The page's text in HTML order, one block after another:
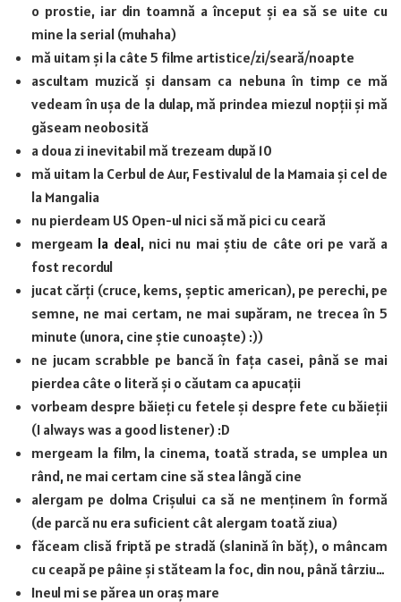
o prostie, iar din toamnă a început și ea să se uite cu
mine la serial (muhaha)
mă uitam și la câte 5 filme artistice/zi/seară/noapte
ascultam muzică și dansam ca nebuna în timp ce mă
vedeam în ușa de la dulap, mă prindea miezul nopții și mă
găseam neobosită
a doua zi inevitabil mă trezeam după 10
mă uitam la Cerbul de Aur, Festivalul de la Mamaia și cel de
la Mangalia
nu pierdeam US Open-ul nici să mă pici cu ceară
mergeam la deal, nici nu mai știu de câte ori pe vară a
fost recordul
jucat cărți (cruce, kems, șeptic american), pe perechi, pe
semne, ne mai certam, ne mai supăram, ne trecea în 5
minute (unora, cine știe cunoaște) :))
ne jucam scrabble pe bancă în fața casei, până se mai
pierdea câte o literă și o căutam ca apucații
vorbeam despre băieți cu fetele și despre fete cu băieții
(I always was a good listener) :D
mergeam la film, la cinema, toată strada, se umplea un
rând, ne mai certam cine să stea lângă cine
alergam pe dolma Crișului ca să ne menținem în formă
(de parcă nu era suficient cât alergam toată ziua)
făceam clisă friptă pe stradă (slanină în băț), o mâncam
cu ceapă pe pâine și stăteam la foc, din nou, până târziu…
Ineul mi se părea un oraș mare